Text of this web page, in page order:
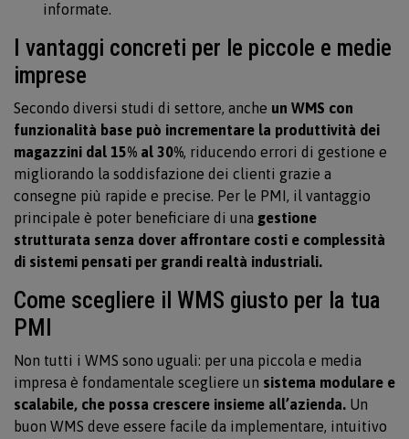
informate.
I vantaggi concreti per le piccole e medie
imprese
Secondo diversi studi di settore, anche un WMS con
funzionalità base può incrementare la produttività dei
magazzini dal 15% al 30%, riducendo errori di gestione e
migliorando la soddisfazione dei clienti grazie a
consegne più rapide e precise. Per le PMI, il vantaggio
principale è poter beneficiare di una gestione
strutturata senza dover affrontare costi e complessità
di sistemi pensati per grandi realtà industriali.
Come scegliere il WMS giusto per la tua
PMI
Non tutti i WMS sono uguali: per una piccola e media
impresa è fondamentale scegliere un sistema modulare e
scalabile, che possa crescere insieme all’azienda. Un
buon WMS deve essere facile da implementare, intuitivo